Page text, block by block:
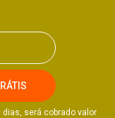
dias, será cobrado valor